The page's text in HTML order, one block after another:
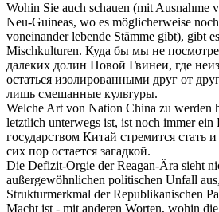
Wohin Sie auch schauen (mit Ausnahme
Neu-Guineas, wo es möglicherweise noch
voneinander lebende Stämme gibt), gibt
Mischkulturen. Куда бы мы не
далеких долин Новой Гвинеи, где
остаться изолированными друг от
лишь смешанные культуры.
Welche Art von Nation China zu werden
letztlich unterwegs ist, ist noch immerein
государством Китай стремится стать и
сих пор остается загадкой.
Die Defizit-Orgie der Reagan-Ära sieht
außergewöhnlichen politischen Unfall
Strukturmerkmal der Republikanischen
Macht ist - mit anderen Worten, wohin